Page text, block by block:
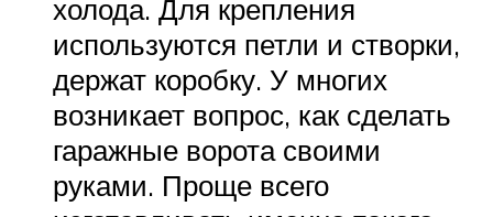
холода. Для крепления
используются петли и створки,
держат коробку. У многих
возникает вопрос, как сделать
гаражные ворота своими
руками. Проще всего